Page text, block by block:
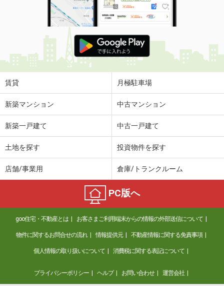
専有面積 28.02m²
間取り
山口県山口市大内矢田南６丁目
価 格
4.20万円
山口県宇部市中村３
価 格
3.90万円
山口県宇部市中村３
専有面積 23.18m²
山口県宇部市北琴芝１丁目
住 所
山口県宇部市北琴芝１丁目
専有面積
46.54m²
賃貸 月極駐車場
新築マンション 中古マンション
新築一戸建て 中古一戸建て
土地を探す 投資物件を探す
店舗/事業用 倉庫/トランクルーム
PC版へ
goo住宅・不動産とは お客さまご利用端末からの情報の外部送信について
物件に関するお問合せの流れ 情報提供元 不動産情報に関する免責事項
個人情報の取り扱いについて 消費税に関する表記について
プライバシーポリシー ヘルプ お問い合わせ 運営会社